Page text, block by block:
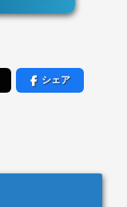
シェア